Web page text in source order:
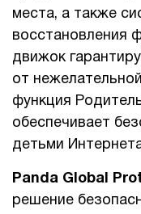
места, а также
восстановления
движок
от
функция
обеспечивает
детьми
Panda Global
решение